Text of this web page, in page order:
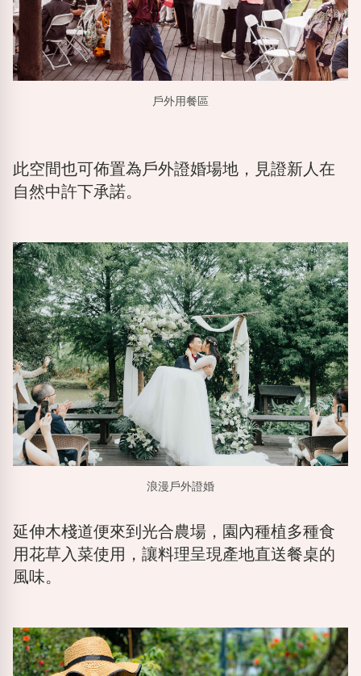
戶外用餐區
此空間也可佈置為戶外證婚場地，見證新人在
自然中許下承諾。
浪漫戶外證婚
延伸木棧道便來到光合農場，園內種植多種食
用花草入菜使用，讓料理呈現產地直送餐桌的
風味。